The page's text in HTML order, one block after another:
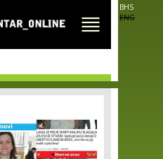
BHS
ENG